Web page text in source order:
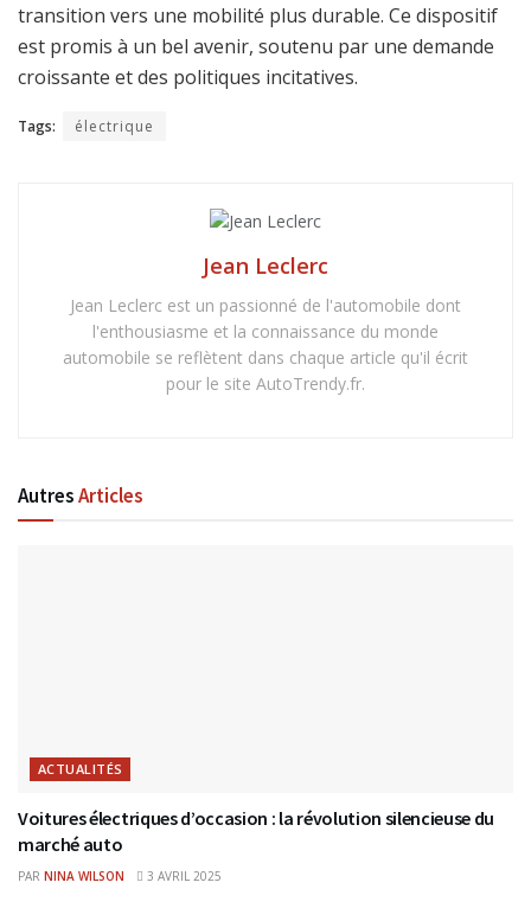
transition vers une mobilité plus durable. Ce dispositif
est promis à un bel avenir, soutenu par une demande
croissante et des politiques incitatives.
Tags: électrique
Jean Leclerc
Jean Leclerc est un passionné de l'automobile dont
l'enthousiasme et la connaissance du monde
automobile se reflètent dans chaque article qu'il écrit
pour le site AutoTrendy.fr.
AutresArticles
ACTUALITÉS
Voitures électriques d’occasion : la révolution silencieuse du
marché auto
PAR NINA WILSON 3 AVRIL 2025